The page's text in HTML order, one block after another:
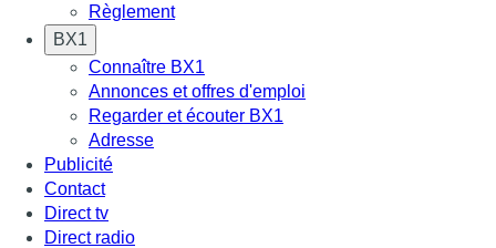
Règlement
BX1
Connaître BX1
Annonces et offres d'emploi
Regarder et écouter BX1
Adresse
Publicité
Contact
Direct tv
Direct radio